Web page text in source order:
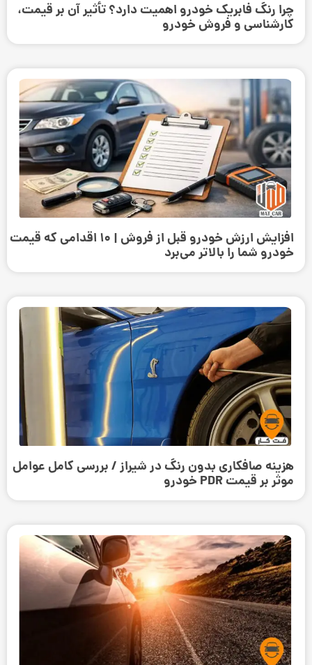
چرا رنگ فابریک خودرو اهمیت دارد؟ تأثیر آن بر قیمت،
کارشناسی و فروش خودرو
افزایش ارزش خودرو قبل از فروش | ۱۰ اقدامی که قیمت
خودرو شما را بالاتر می‌برد
هزینه صافکاری بدون رنگ در شیراز / بررسی کامل عوامل
موثر بر قیمت PDR خودرو